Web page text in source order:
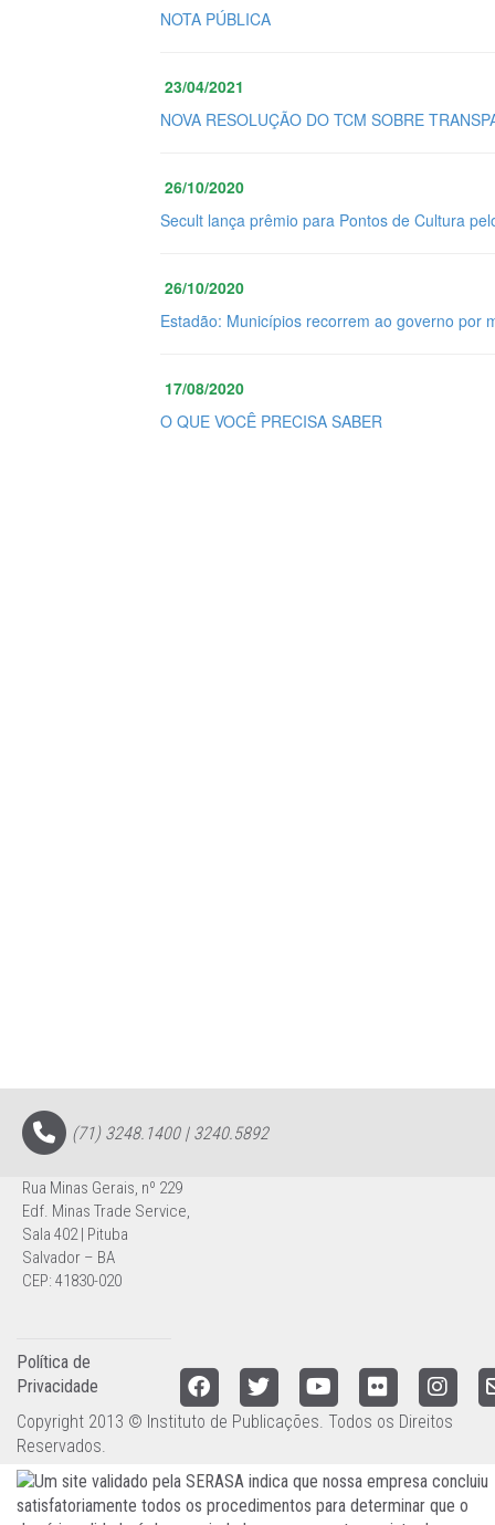
NOTA PÚBLICA
23/04/2021
NOVA RESOLUÇÃO DO TCM SOBRE
26/10/2020
Secult lança prêmio para Pontos de Cultura
26/10/2020
Estadão: Municípios recorrem ao governo por
17/08/2020
O QUE VOCÊ PRECISA SABER
(71) 3248.1400 | 3240.5892
Rua Minas Gerais, nº 229
Edf. Minas Trade Service,
Sala 402 | Pituba
Salvador – BA
CEP: 41830-020
Política de
Privacidade
Copyright 2013 © Instituto de Publicações. Todos os Direitos
Reservados.